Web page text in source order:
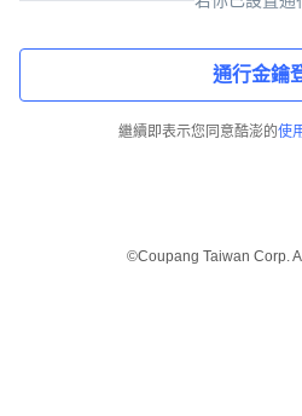
通行金鑰
繼續即表示您同意酷澎的使
©Coupang Taiwan Corp.